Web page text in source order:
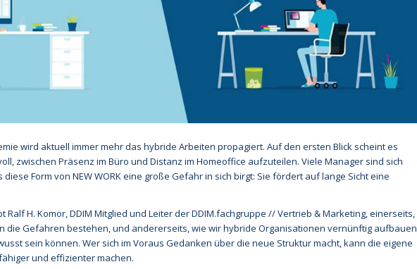
wird aktuell immer mehr das hybride Arbeiten propagiert. Auf den ersten Blick scheint es
zwischen Präsenz im Büro und Distanz im Homeoffice aufzuteilen. Viele Manager sind sich
Form von NEW WORK eine große Gefahr in sich birgt: Sie fördert auf lange Sicht eine
Ralf H. Komor, DDIM Mitglied und Leiter der DDIM.fachgruppe // Vertrieb & Marketing, einerseits,
die Gefahren bestehen, und andererseits, wie wir hybride Organisationen vernünftig aufbauen
sein können. Wer sich im Voraus Gedanken über die neue Struktur macht, kann die eigene
und effizienter machen.